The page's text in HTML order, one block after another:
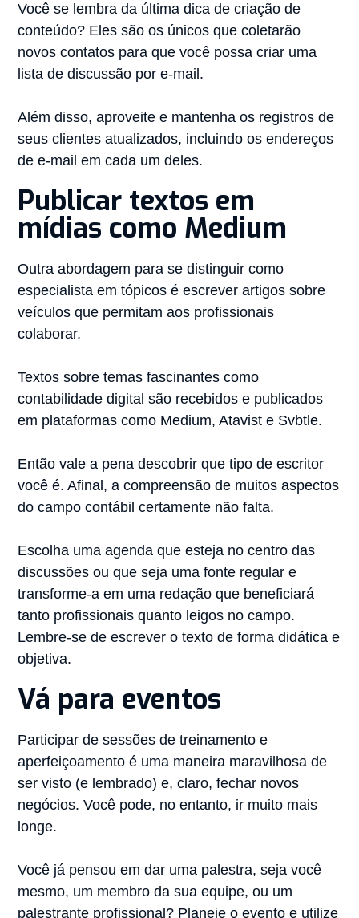
Você se lembra da última dica de criação de
conteúdo? Eles são os únicos que coletarão
novos contatos para que você possa criar uma
lista de discussão por e-mail.
Além disso, aproveite e mantenha os registros de
seus clientes atualizados, incluindo os endereços
de e-mail em cada um deles.
Publicar textos em
mídias como Medium
Outra abordagem para se distinguir como
especialista em tópicos é escrever artigos sobre
veículos que permitam aos profissionais
colaborar.
Textos sobre temas fascinantes como
contabilidade digital são recebidos e publicados
em plataformas como Medium, Atavist e Svbtle.
Então vale a pena descobrir que tipo de escritor
você é. Afinal, a compreensão de muitos aspectos
do campo contábil certamente não falta.
Escolha uma agenda que esteja no centro das
discussões ou que seja uma fonte regular e
transforme-a em uma redação que beneficiará
tanto profissionais quanto leigos no campo.
Lembre-se de escrever o texto de forma didática e
objetiva.
Vá para eventos
Participar de sessões de treinamento e
aperfeiçoamento é uma maneira maravilhosa de
ser visto (e lembrado) e, claro, fechar novos
negócios. Você pode, no entanto, ir muito mais
longe.
Você já pensou em dar uma palestra, seja você
mesmo, um membro da sua equipe, ou um
palestrante profissional? Planeje o evento e utilize